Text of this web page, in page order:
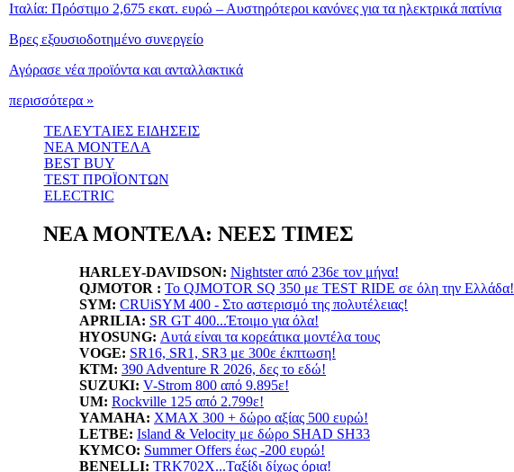
Ιταλία: Πρόστιμο 2,675 εκατ. ευρώ – Αυστηρότεροι κανόνες για τα ηλεκτρικά πατίνια
Βρες εξουσιοδοτημένο συνεργείο
Αγόρασε νέα προϊόντα και ανταλλακτικά
περισσότερα »
ΤΕΛΕΥΤΑΙΕΣ ΕΙΔΗΣΕΙΣ
ΝΕΑ ΜΟΝΤΕΛΑ
BEST BUY
TEST ΠΡΟΪΟΝΤΩΝ
ELECTRIC
ΝΕΑ ΜΟΝΤΕΛΑ: ΝΕΕΣ ΤΙΜΕΣ
HARLEY-DAVIDSON: Nightster από 236ε τον μήνα!
QJMOTOR : Το QJMOTOR SQ 350 με TEST RIDE σε όλη την Ελλάδα!
SYM: CRUiSYM 400 - Στο αστερισμό της πολυτέλειας!
APRILIA: SR GT 400...Έτοιμο για όλα!
HYOSUNG: Αυτά είναι τα κορεάτικα μοντέλα τους
VOGE: SR16, SR1, SR3 με 300ε έκπτωση!
KTM: 390 Adventure R 2026, δες το εδώ!
SUZUKI: V-Strom 800 από 9.895ε!
UM: Rockville 125 από 2.799ε!
YAMAHA: XMAX 300 + δώρο αξίας 500 ευρώ!
LETBE: Island & Velocity με δώρο SHAD SH33
KYMCO: Summer Offers έως -200 ευρώ!
BENELLI: TRK702X...Ταξίδι δίχως όρια!